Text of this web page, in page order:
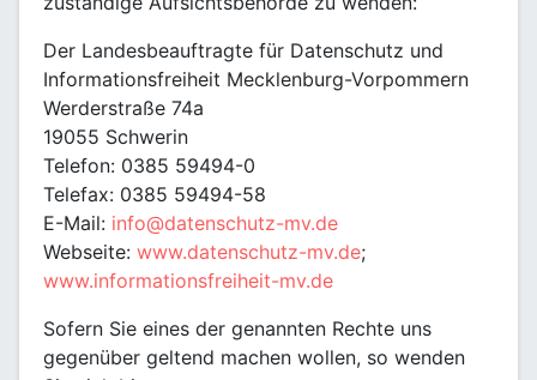
Der Landesbeauftragte für Datenschutz und
Informationsfreiheit Mecklenburg-Vorpommern
Werderstraße 74a
19055 Schwerin
Telefon: 0385 59494-0
Telefax: 0385 59494-58
E-Mail: info@datenschutz-mv.de
Webseite: www.datenschutz-mv.de;
www.informationsfreiheit-mv.de
Sofern Sie eines der genannten Rechte uns
gegenüber geltend machen wollen, so wenden